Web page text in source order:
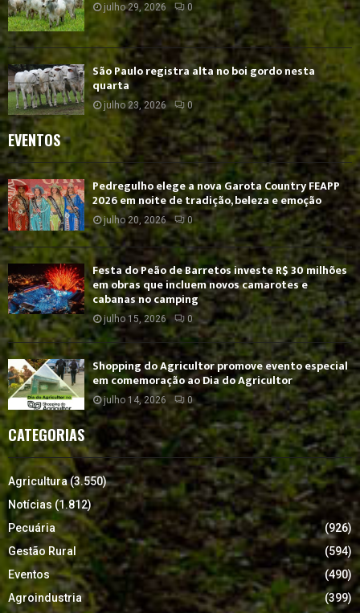
julho 29, 2026 0
São Paulo registra alta no boi gordo nesta
quarta
julho 23, 2026 0
EVENTOS
Pedregulho elege a nova Garota Country FEAPP
2026 em noite de tradição, beleza e emoção
julho 20, 2026 0
Festa do Peão de Barretos investe R$ 30 milhões
em obras que incluem novos camarotes e
cabanas no camping
julho 15, 2026 0
Shopping do Agricultor promove evento especial
em comemoração ao Dia do Agricultor
julho 14, 2026 0
CATEGORIAS
Agricultura(3.550)
Notícias (1.812)
Pecuária
(926)
Gestão Rural
(594)
Eventos
(490)
Agroindustria
(399)